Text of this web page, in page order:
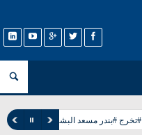
#تخرج #بندر مسعد البشيت #الخالدي